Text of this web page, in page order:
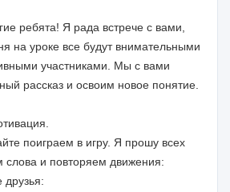
ребята! Я рада встрече с вами,
на уроке все будут внимательными
участниками. Мы с вами
рассказ и освоим новое понятие.
поиграем в игру. Я прошу всех
слова и повторяем движения:
друзья: